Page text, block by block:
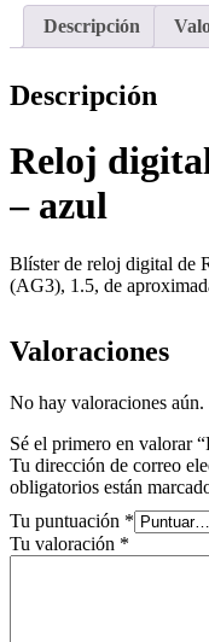
Descripción
Descripción
Reloj
– azul
Blíster de reloj digital de
(AG3), 1.5, de
Valoraciones
No hay valoraciones aún.
Sé el primero en valorar
Tu dirección de correo
obligatorios están
Tu puntuación *
Tu valoración *